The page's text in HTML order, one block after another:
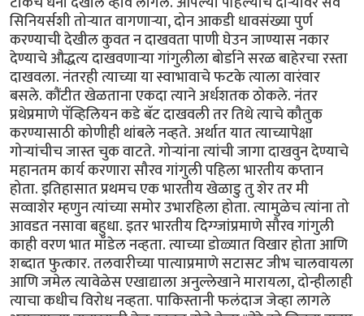
सिनियर्सशी तोर्‍यात वागणार्‍या, दोन आकडी धावसंख्या पुर्ण
करण्याची देखील कुवत न दाखवता पाणी घेउन जाण्यास नकार
देण्याचे औद्धत्य दाखवणार्‍या गांगुलीला बोर्डाने सरळ बाहेरचा रस्ता
दाखवला. नंतरही त्याच्या या स्वाभावाचे फटके त्याला वारंवार
बसले. कौंटीत खेळताना एकदा त्याने अर्धशतक ठोकले. नंतर
प्रथेप्रमाणे पॅव्हिलियन कडे बॅट दाखवली तर तिथे त्याचे कौतुक
करण्यासाठी कोणीही थांबले नव्हते. अर्थात यात त्याच्यापेक्षा
गोर्‍यांचीच जास्त चुक वाटते. गोर्‍यांना त्यांची जागा दाखवुन देण्याचे
महानतम कार्य करणारा सौरव गांगुली पहिला भारतीय कप्तान
होता. इतिहासात प्रथमच एक भारतीय खेळाडु तु शेर तर मी
सव्वाशेर म्हणुन त्यांच्या समोर उभारहिला होता. त्यामुळेच त्यांना तो
आवडत नसावा बहुधा. इतर भारतीय दिग्ग्जांप्रमाणे सौरव गांगुली
काही वरण भात मॉडेल नव्हता. त्याच्या डोळ्यात विखार होता आणि
शब्दात फुत्कार. तलवारीच्या पात्याप्रमाणे सटासट जीभ चालवायला
आणि जमेल त्यावेळेस एखाद्याला अनुल्लेखाने मारायला, दोन्हीलाही
त्याचा कधीच विरोध नव्हता. पाकिस्तानी फलंदाज जेव्हा लागले